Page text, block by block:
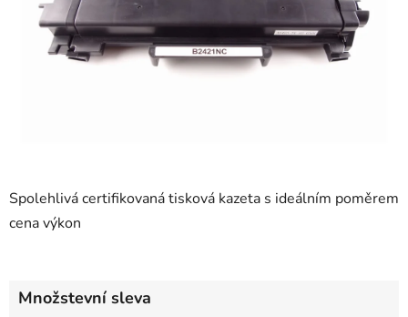
Spolehlivá certifikovaná tisková kazeta s ideálním poměrem
cena výkon
Množstevní sleva